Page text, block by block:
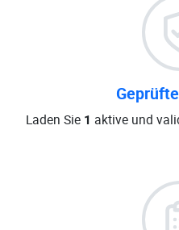
Laden Sie 1 aktive und